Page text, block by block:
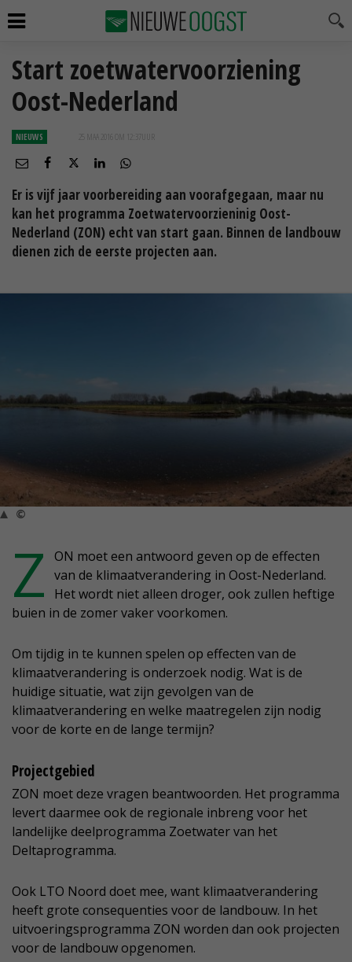
Start zoetwatervoorziening
Oost-Nederland
NIEUWS 25 MAA 2016 OM 12:37
Er is vijf jaar voorbereiding aan voorafgegaan, maar nu
kan het programma Zoetwatervoorzieninig Oost-
Nederland (ZON) echt van start gaan. Binnen de landbouw
dienen zich de eerste projecten aan.
©
Z ON moet een antwoord geven op de effecten
van de klimaatverandering in Oost-Nederland.
Het wordt niet alleen droger, ook zullen heftige
buien in de zomer vaker voorkomen.
Om tijdig in te kunnen spelen op effecten van de
klimaatverandering is onderzoek nodig. Wat is de
huidige situatie, wat zijn gevolgen van de
klimaatverandering en welke maatregelen zijn nodig
voor de korte en de lange termijn?
Projectgebied
ZON moet deze vragen beantwoorden. Het programma
levert daarmee ook de regionale inbreng voor het
landelijke deelprogramma Zoetwater van het
Deltaprogramma.
Ook LTO Noord doet mee, want klimaatverandering
heeft grote consequenties voor de landbouw. In het
uitvoeringsprogramma ZON worden dan ook projecten
voor de landbouw opgenomen.